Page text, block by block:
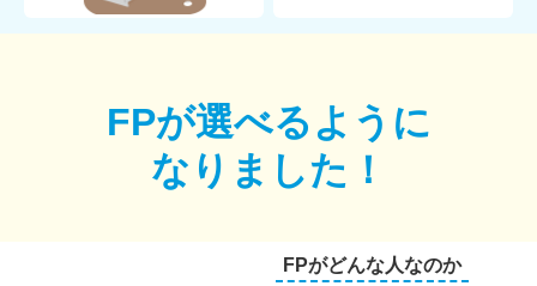
FPが選べるように
なりました！
FPがどんな人なのか